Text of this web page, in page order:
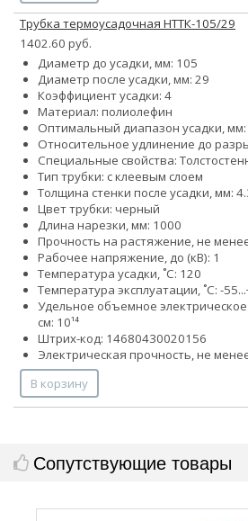
Трубка термоусадочная НТТК-105/29
1402.60 руб.
Диаметр до усадки, мм: 105
Диаметр после усадки, мм: 29
Коэффициент усадки: 4
Материал: полиолефин
Оптимальный диапазон усадки, мм:
Относительное удлинение до
Специальные свойства:
Тип трубки: с клеевым слоем
Толщина стенки после усадки, мм:
Цвет трубки: черный
Длина нарезки, мм: 1000
Прочность на растяжение, не
Рабочее напряжение, до (кВ): 1
Температура усадки, ˚С: 120
Температура эксплуатации, ˚С: -
Удельное объемное
см: 10¹⁴
Штрих-код: 14680430020156
Электрическая прочность, не
В корзину
Сопутствующие товары